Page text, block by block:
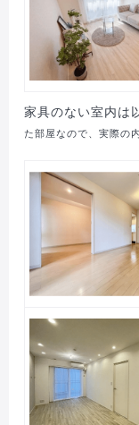
家具のない室内は
た部屋なので、実際の